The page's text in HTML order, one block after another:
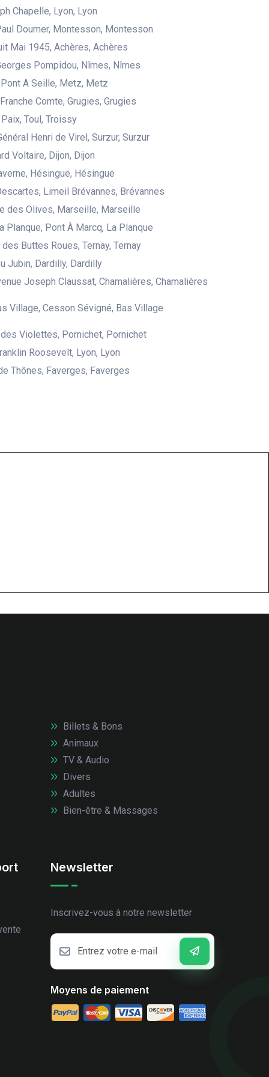
Chapelle, Lyon, Lyon
Doumer, Montesson, Montesson
Mai 1945, Achères, Achères
Pompidou, Nîmes, Nîmes
A Seille, Metz, Metz
Comte, Grugies, Grugies
Toul, Troissy
Henri de Virel, Surzur, Surzur
Voltaire, Dijon, Dijon
Hésingue, Hésingue
Limeil Brévannes, Brévannes
des Olives, Marseille, Marseille
Planque, Pont À Marcq, La Planque
Buttes Roues, Ternay, Ternay
Jubin, Dardilly, Dardilly
Joseph Claussat, Chamalières, Chamalières
Village, Cesson Sévigné, Bas Village
Violettes, Pornichet, Pornichet
Roosevelt, Lyon, Lyon
Thônes, Faverges, Faverges
Billets & Bons
Animaux
TV & Audio
Divers
Adultes
Bien-être & Massages
Newsletter
Inscrivez-vous à notre newsletter
Moyens de paiement